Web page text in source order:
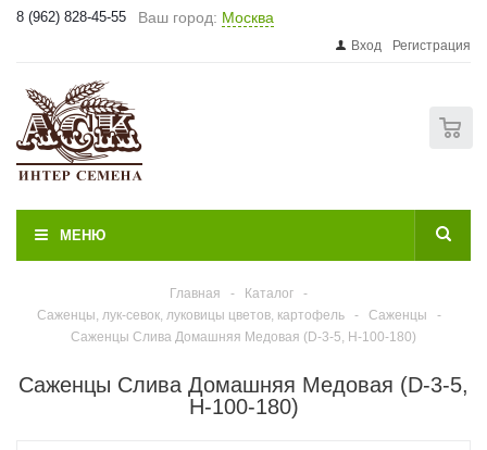
8 (962) 828-45-55 Ваш город: Москва
Вход Регистрация
МЕНЮ
Главная - Каталог
-
Саженцы, лук-севок, луковицы цветов, картофель
- Саженцы
-
Саженцы Слива Домашняя Медовая (D-3-5, Н-100-180)
Саженцы Слива Домашняя Медовая (D-3-5,
Н-100-180)